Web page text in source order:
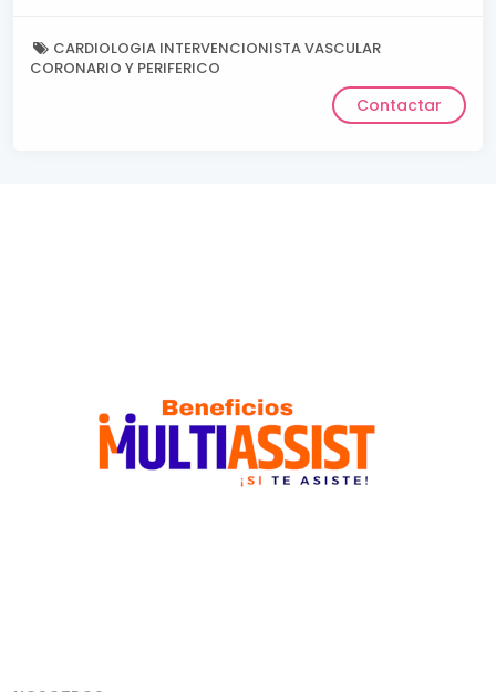
CARDIOLOGIA INTERVENCIONISTA VASCULAR
CORONARIO Y PERIFERICO
Contactar